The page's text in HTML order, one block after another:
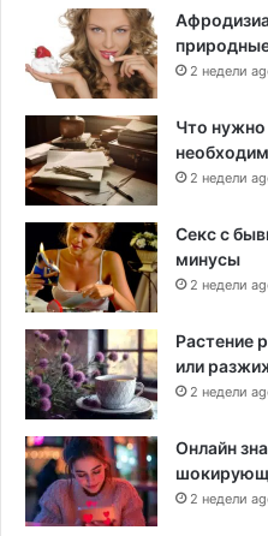
2 недели
Что
2 недели
Секс с
минусы
2 недели
Растение
или
2 недели
Онлайн
2 недели